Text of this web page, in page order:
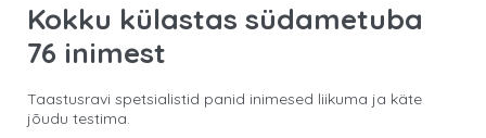
Kokku külastas südametuba
76 inimest
Taastusravi spetsialistid panid inimesed liikuma ja käte
jõudu testima.